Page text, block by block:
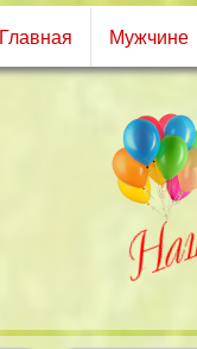
Главная Мужчине